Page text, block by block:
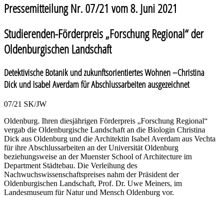
Pressemitteilung Nr. 07/21 vom 8. Juni 2021
Studierenden-Förderpreis „Forschung Regional“ der
Oldenburgischen Landschaft
Detektivische Botanik und zukunftsorientiertes Wohnen –Christina
Dick und Isabel Averdam für Abschlussarbeiten ausgezeichnet
07/21 SK/JW
Oldenburg. Ihren diesjährigen Förderpreis „Forschung Regional“
vergab die Oldenburgische Landschaft an die Biologin Christina
Dick aus Oldenburg und die Architektin Isabel Averdam aus Vechta
für ihre Abschlussarbeiten an der Universität Oldenburg
beziehungsweise an der Muenster School of Architecture im
Department Städtebau. Die Verleihung des
Nachwuchswissenschaftspreises nahm der Präsident der
Oldenburgischen Landschaft, Prof. Dr. Uwe Meiners, im
Landesmuseum für Natur und Mensch Oldenburg vor.